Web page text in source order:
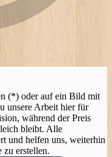
(*) oder auf ein Bild mit
unsere Arbeit hier für
während der Preis
bleibt. Alle
und helfen uns, weiterhin
erstellen.